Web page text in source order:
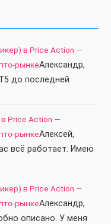
в Price Action —
рынкеАлександр,
до последней
Price Action —
рынкеАлексей,
всё работает. Имею
в Price Action —
рынкеАлександр,
описано. У меня